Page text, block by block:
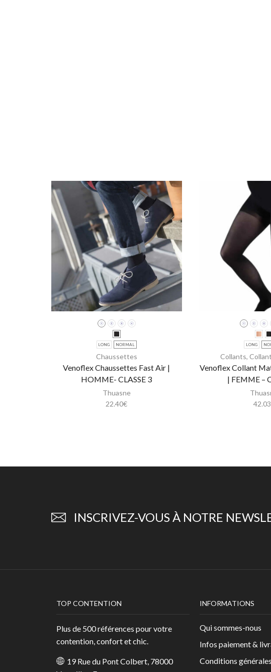
LONG NORMAL
Chaussettes
Venoflex Chaussettes Fast Air |
HOMME- CLASSE 3
Thuasne
22.40€
LONG
Collants,
Venoflex Collant
| FEMME –
42.03
INSCRIVEZ-VOUS À NOTRE
TOP CONTENTION
Plus de 500 références pour votre
contention, confort et chic.
19 Rue du Pont Colbert, 78000
INFORMATIONS
Qui sommes-nous
Infos paiement &
Conditions